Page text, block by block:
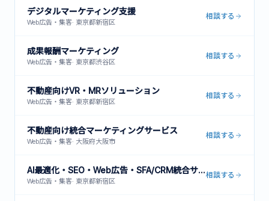
デジタルマーケティング支援
Web広告・集客· 東京都新宿区
相談する
成果報酬マーケティング
Web広告・集客· 東京都渋谷区
相談する
不動産向けVR・MRソリューション
Web広告・集客· 東京都新宿区
相談する
不動産向け統合マーケティングサービス
Web広告・集客· 大阪府大阪市
相談する
AI最適化・SEO・Web広告・SFA/CRM統合サービス
Web広告・集客· 東京都新宿区
相談する